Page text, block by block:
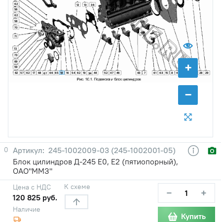
+
−
7 8
12 13
15
16
17 18 19 28 29
34
36
43
44 45
46
47
52
54
56
57
58
59
61
62
62
62
62
62
63
65
66
67
68
69
70
71
72
73
0
245-1002009-03 (245-1002001-05)
Блок цилиндров Д-245 Е0, Е2 (пятиопорный),
ОАО"ММЗ"
Наличие
Цена с НДС
120 825 руб.
К схеме − +
Купить